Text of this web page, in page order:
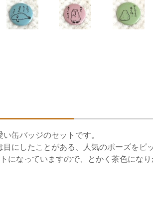
缶バッジのセットです。
にしたことがある、人気のポーズをピ
になっていますので、とかく茶色にな